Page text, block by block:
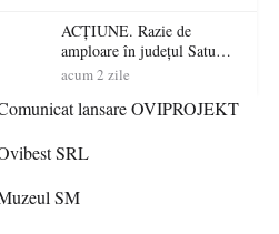
RTP?
ACȚIUNE. Razie de
amploare în județul Satu
Mare! Polițiștii au dat sute
șoferi fără permis într-o
acum 2 zile